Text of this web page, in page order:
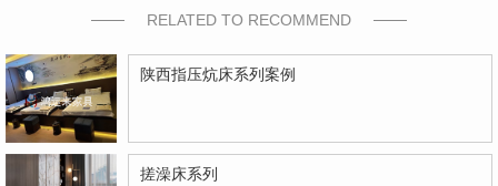
RELATED TO RECOMMEND
陕西指压炕床系列案例
搓澡床系列